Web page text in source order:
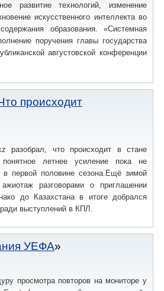
развитие технологий, изменение
искусственного интеллекта во
образования. «Системная
поручения главы государства
августовской конференции
происходит
разобрал, что происходит в стане
летнее усиление пока не
первой половине сезона.Ещё зимой
разговорами о приглашении
до Казахстана в итоге добрался
выступлений в КПЛ.
УЕФА
просмотра повторов на мониторе у